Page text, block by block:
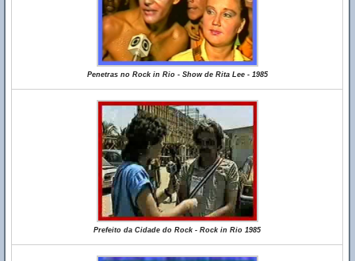
Penetras no Rock in Rio - Show de Rita Lee - 1985
Prefeito da Cidade do Rock - Rock in Rio 1985